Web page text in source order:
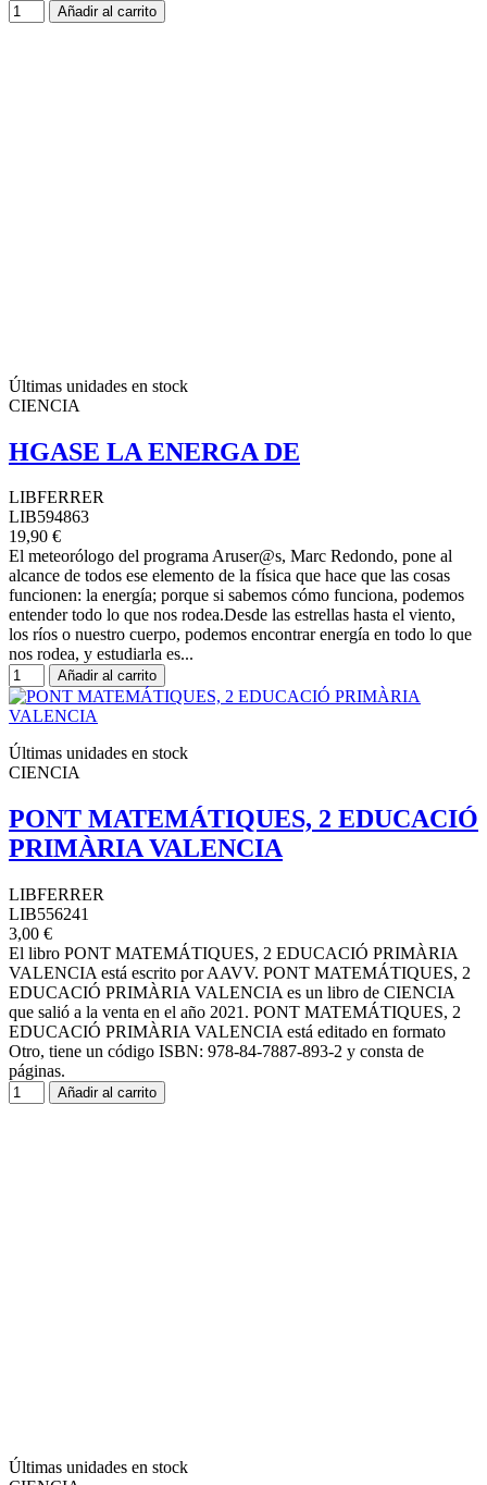
Añadir al carrito
Últimas unidades en stock
CIENCIA
HGASE LA ENERGA DE
LIBFERRER
LIB594863
19,90 €
El meteorólogo del programa Aruser@s, Marc Redondo, pone al
alcance de todos ese elemento de la física que hace que las cosas
funcionen: la energía; porque si sabemos cómo funciona, podemos
entender todo lo que nos rodea.Desde las estrellas hasta el viento,
los ríos o nuestro cuerpo, podemos encontrar energía en todo lo que
nos rodea, y estudiarla es...
Añadir al carrito
Últimas unidades en stock
CIENCIA
PONT MATEMÁTIQUES, 2 EDUCACIÓ
PRIMÀRIA VALENCIA
LIBFERRER
LIB556241
3,00 €
El libro PONT MATEMÁTIQUES, 2 EDUCACIÓ PRIMÀRIA
VALENCIA está escrito por AAVV. PONT MATEMÁTIQUES, 2
EDUCACIÓ PRIMÀRIA VALENCIA es un libro de CIENCIA
que salió a la venta en el año 2021. PONT MATEMÁTIQUES, 2
EDUCACIÓ PRIMÀRIA VALENCIA está editado en formato
Otro, tiene un código ISBN: 978-84-7887-893-2 y consta de
páginas.
Añadir al carrito
Últimas unidades en stock